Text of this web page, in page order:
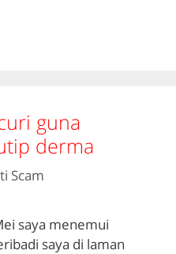
guna
derma
Scam
saya menemui
saya di laman